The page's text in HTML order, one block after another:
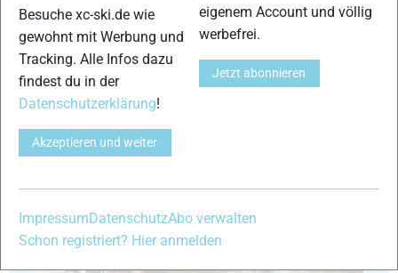
15 16
Besuche xc-ski.de wie
gewohnt mit Werbung und
Tracking. Alle Infos dazu
findest du in der
Datenschutzerklärung!
Akzeptieren und weiter
eigenem Account und völlig
werbefrei.
Jetzt abonnieren
ImpressumDatenschutzAbo verwalten
Schon registriert? Hier anmelden